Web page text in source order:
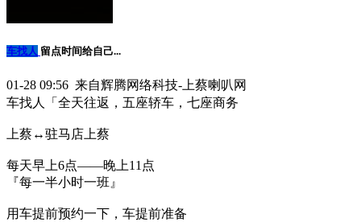
车找人 留点时间给自己...
01-28 09:56 来自辉腾网络科技-上蔡喇叭网
车找人「全天往返，五座轿车，七座商务
上蔡↔️驻马店上蔡
每天早上6点——晚上11点
『每一半小时一班』
用车提前预约一下，车提前准备